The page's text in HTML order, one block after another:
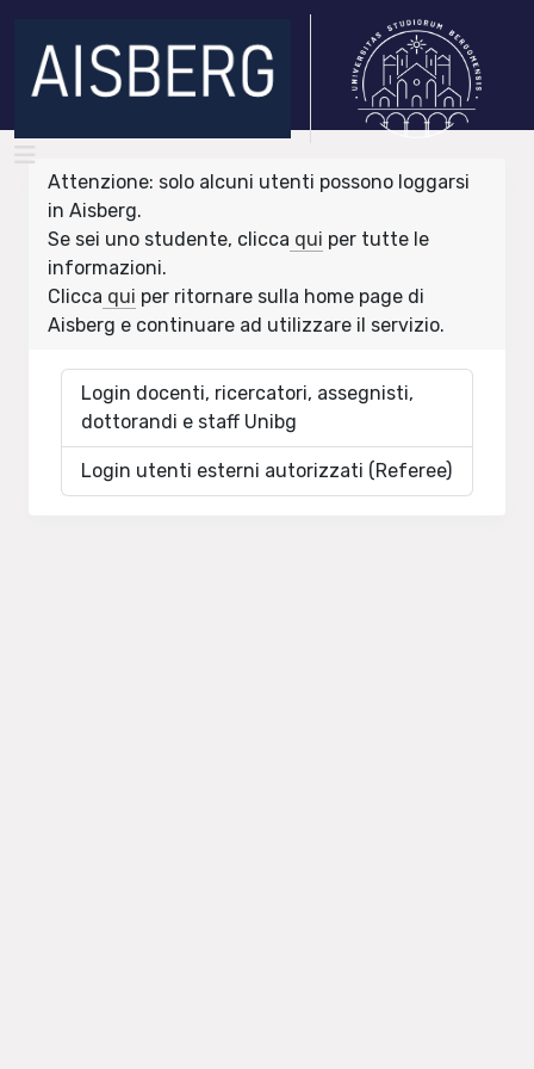
Attenzione: solo alcuni utenti possono loggarsi
in Aisberg.
Se sei uno studente, clicca qui per tutte le
informazioni.
Clicca qui per ritornare sulla home page di
Aisberg e continuare ad utilizzare il servizio.
Login docenti, ricercatori, assegnisti,
dottorandi e staff Unibg
Login utenti esterni autorizzati (Referee)